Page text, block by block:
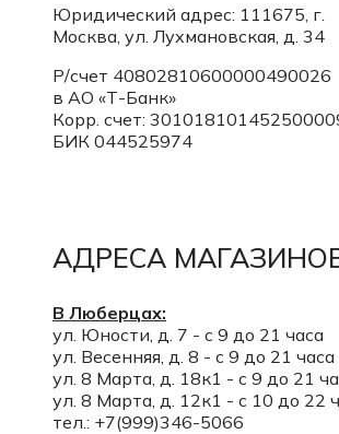
Юридический адрес: 111675, г.
Москва, ул. Лухмановская, д. 34
Р/счет 40802810600000490026
в АО «Т-Банк»
Корр. счет:
БИК 044525974
АДРЕСА
В Люберцах:
ул. Юности, д. 7 - с 9 до 21 часа
ул. Весенняя, д. 8 - с 9 до 21 часа
ул. 8 Марта, д. 18к1 - с 9 до 21
ул. 8 Марта, д. 12к1 - с 10 до 22
тел.: +7(999)346-5066